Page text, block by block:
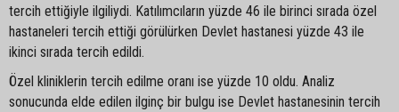
tercih ettiğiyle ilgiliydi. Katılımcıların yüzde 46 ile birinci sırada özel
hastaneleri tercih ettiği görülürken Devlet hastanesi yüzde 43 ile
ikinci sırada tercih edildi.
Özel kliniklerin tercih edilme oranı ise yüzde 10 oldu. Analiz
sonucunda elde edilen ilginç bir bulgu ise Devlet hastanesinin tercih